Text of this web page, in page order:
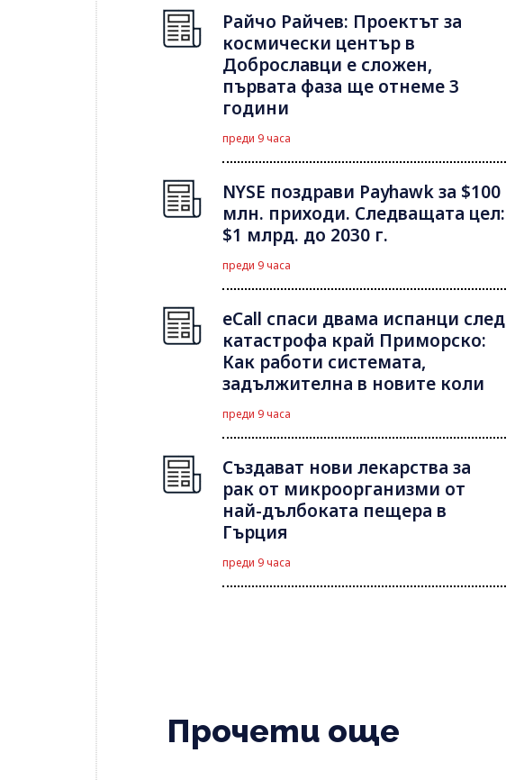
Райчо Райчев: Проектът за
космически център в
Доброславци е сложен,
първата фаза ще отнеме 3
години
преди 9 часа
NYSE поздрави Payhawk за $100
млн. приходи. Следващата цел:
$1 млрд. до 2030 г.
преди 9 часа
eCall спаси двама испанци след
катастрофа край Приморско:
Как работи системата,
задължителна в новите коли
преди 9 часа
Създават нови лекарства за
рак от микроорганизми от
най-дълбоката пещера в
Гърция
преди 9 часа
Прочети още